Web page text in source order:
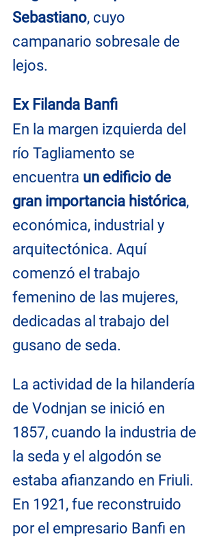
Sebastiano, cuyo
campanario sobresale de
lejos.
Ex Filanda Banfi
En la margen izquierda del
río Tagliamento se
encuentra un edificio de
gran importancia histórica,
económica, industrial y
arquitectónica. Aquí
comenzó el trabajo
femenino de las mujeres,
dedicadas al trabajo del
gusano de seda.
La actividad de la hilandería
de Vodnjan se inició en
1857, cuando la industria de
la seda y el algodón se
estaba afianzando en Friuli.
En 1921, fue reconstruido
por el empresario Banfi en